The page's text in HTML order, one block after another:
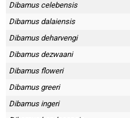
Dibamus celebensis
Dibamus dalaiensis
Dibamus deharvengi
Dibamus dezwaani
Dibamus floweri
Dibamus greeri
Dibamus ingeri